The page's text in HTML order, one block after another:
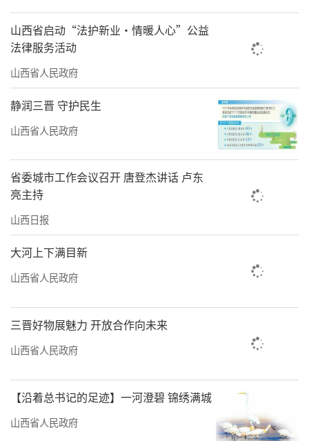
山西省启动“法护新业·情暖人心”公益
法律服务活动
山西省人民政府
静润三晋 守护民生
山西省人民政府
省委城市工作会议召开 唐登杰讲话 卢东
亮主持
山西日报
大河上下满目新
山西省人民政府
三晋好物展魅力 开放合作向未来
山西省人民政府
【沿着总书记的足迹】一河澄碧 锦绣满城
山西省人民政府